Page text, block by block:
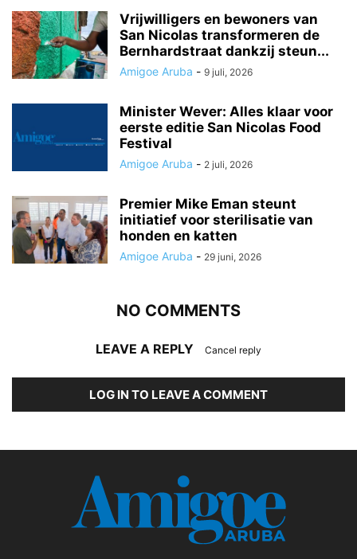
Vrijwilligers en bewoners van
San Nicolas transformeren de
Bernhardstraat dankzij steun...
Amigoe Aruba - 9 juli, 2026
Minister Wever: Alles klaar voor
eerste editie San Nicolas Food
Festival
Amigoe Aruba - 2 juli, 2026
Premier Mike Eman steunt
initiatief voor sterilisatie van
honden en katten
Amigoe Aruba - 29 juni, 2026
NO COMMENTS
LEAVE A REPLY Cancel reply
LOG IN TO LEAVE A COMMENT